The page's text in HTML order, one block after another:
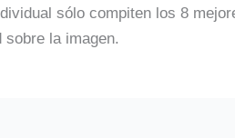
sólo compiten los 8
sobre la imagen.